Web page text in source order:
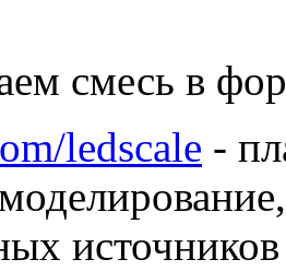
смесь в
ledscale -
источников